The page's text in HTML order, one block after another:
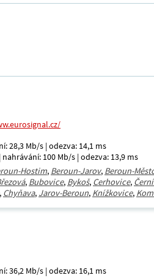
28,3 Mb/s | odezva: 14,1 ms
100 Mb/s | odezva: 13,9 ms
Hostim, Beroun-Jarov, Beroun-
, Bubovice, Bykoš, Cerhovice,
, Chyňava, Jarov-Beroun, Knížkovice,
36,2 Mb/s | odezva: 16,1 ms